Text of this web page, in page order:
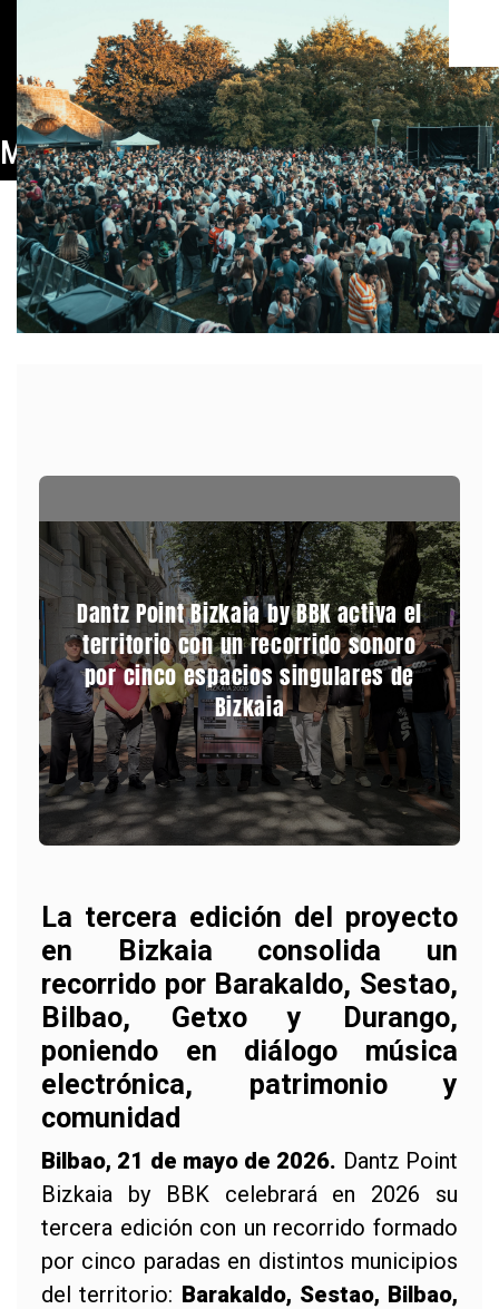
Mes:mayo 2026
PUBLICADO EL21 DE MAYO DE 2026PORDANTZ
Dantz Point Bizkaia by BBK activa el
territorio con un recorrido sonoro por
cinco espacios singulares de Bizkaia
Dantz Point Bizkaia by BBK activa el
territorio con un recorrido sonoro
por cinco espacios singulares de
Bizkaia
La tercera edición del proyecto
en Bizkaia consolida un
recorrido por Barakaldo, Sestao,
Bilbao, Getxo y Durango,
poniendo en diálogo música
electrónica, patrimonio y
comunidad
Bilbao, 21 de mayo de 2026. Dantz Point
Bizkaia by BBK celebrará en 2026 su
tercera edición con un recorrido formado
por cinco paradas en distintos municipios
del territorio: Barakaldo, Sestao, Bilbao,